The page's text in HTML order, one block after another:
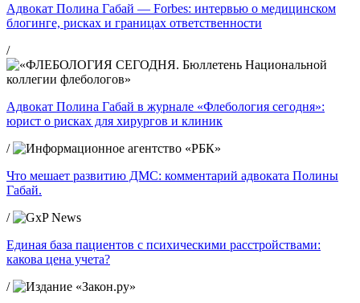
Адвокат Полина Габай — Forbes: интервью о медицинском
блогинге, рисках и границах ответственности
/
Адвокат Полина Габай в журнале «Флебология сегодня»:
юрист о рисках для хирургов и клиник
/
Что мешает развитию ДМС: комментарий адвоката Полины
Габай.
/
Единая база пациентов с психическими расстройствами:
какова цена учета?
/